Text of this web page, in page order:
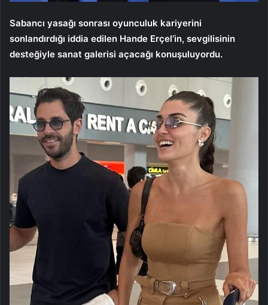
Sabancı yasağı sonrası oyunculuk kariyerini
sonlandırdığı iddia edilen Hande Erçel’in, sevgilisinin
desteğiyle sanat galerisi açacağı konuşuluyordu.